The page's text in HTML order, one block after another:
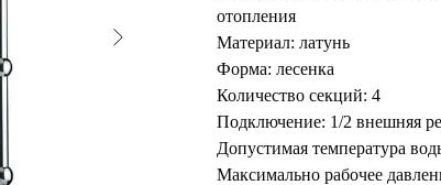
отопления
Материал: латунь
Форма: лесенка
Количество секций: 4
Подключение: 1/2 внешняя
Допустимая температура
Максимально рабочее